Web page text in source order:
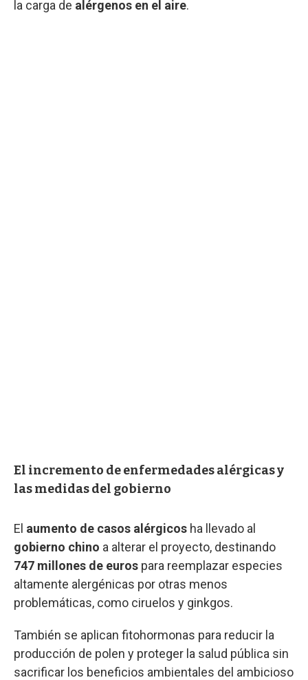
la carga de alérgenos en el aire.
El incremento de enfermedades alérgicas y
las medidas del gobierno
El aumento de casos alérgicos ha llevado al
gobierno chino a alterar el proyecto, destinando
747 millones de euros para reemplazar especies
altamente alergénicas por otras menos
problemáticas, como ciruelos y ginkgos.
También se aplican fitohormonas para reducir la
producción de polen y proteger la salud pública sin
sacrificar los beneficios ambientales del ambicioso